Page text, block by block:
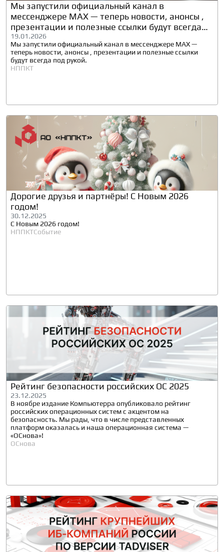
Мы запустили официальный канал в
мессенджере МАХ — теперь новости, анонсы ,
презентации и полезные ссылки будут всегда
под рукой.
19.01.2026
Мы запустили официальный канал в мессенджере МАХ —
теперь новости, анонсы , презентации и полезные ссылки
будут всегда под рукой.
НППКТ
Дорогие друзья и партнёры! С Новым 2026
годом!
30.12.2025
С Новым 2026 годом!
НППКТСобытие
Рейтинг безопасности российских ОС 2025
23.12.2025
В ноябре издание Компьютерра опубликовало рейтинг
российских операционных систем с акцентом на
безопасность. Мы рады, что в числе представленных
платформ оказалась и наша операционная система —
«ОСнова»!
ОСнова